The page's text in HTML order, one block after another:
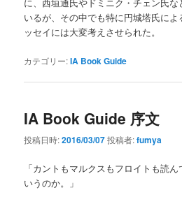
に、西垣通氏やドミニク・チェン氏
いるが、その中でも特に円城塔氏に
ッセイには大変考えさせられた。
カテゴリー:IA Book Guide
IA Book Guide 序文
投稿日時:2016/03/07投稿者:fumya
「カントもマルクスもフロイトも読
いうのか。」